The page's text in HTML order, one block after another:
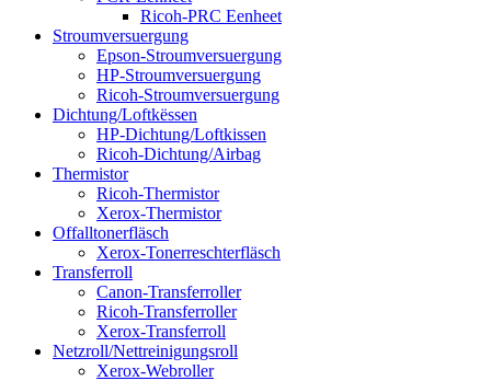
Ricoh-PRC Eenheet
Stroumversuergung
Epson-Stroumversuergung
HP-Stroumversuergung
Ricoh-Stroumversuergung
Dichtung/Loftkëssen
HP-Dichtung/Loftkissen
Ricoh-Dichtung/Airbag
Thermistor
Ricoh-Thermistor
Xerox-Thermistor
Offalltonerfläsch
Xerox-Tonerreschterfläsch
Transferroll
Canon-Transferroller
Ricoh-Transferroller
Xerox-Transferroll
Netzroll/Nettreinigungsroll
Xerox-Webroller